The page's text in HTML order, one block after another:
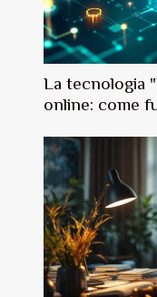
La tecnologia
online: come